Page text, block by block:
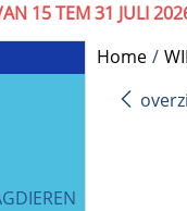
15 TEM 31 JULI
Home /